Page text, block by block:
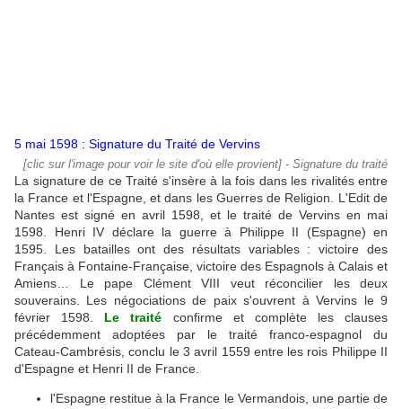
5 mai 1598 : Signature du Traité de Vervins
[clic sur l'image pour voir le site d'où elle provient] - Signature du traité
La signature de ce Traité s'insère à la fois dans les rivalités entre
la France et l'Espagne, et dans les Guerres de Religion. L'Edit de
Nantes est signé en avril 1598, et le traité de Vervins en mai
1598. Henri IV déclare la guerre à Philippe II (Espagne) en
1595. Les batailles ont des résultats variables : victoire des
Français à Fontaine-Française, victoire des Espagnols à Calais et
Amiens… Le pape Clément VIII veut réconcilier les deux
souverains. Les négociations de paix s'ouvrent à Vervins le 9
février 1598. Le traité confirme et complète les clauses
précédemment adoptées par le traité franco-espagnol du
Cateau-Cambrésis, conclu le 3 avril 1559 entre les rois Philippe II
d'Espagne et Henri II de France.
l'Espagne restitue à la France le Vermandois, une partie de